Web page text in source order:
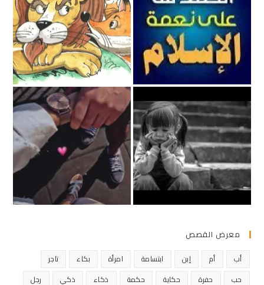
معرض القصص
أب أم إبن ابتسامة امرأة بكاء
تاجر
حب
حفرة حكاية حكمة ذكاء ذكي
رجل